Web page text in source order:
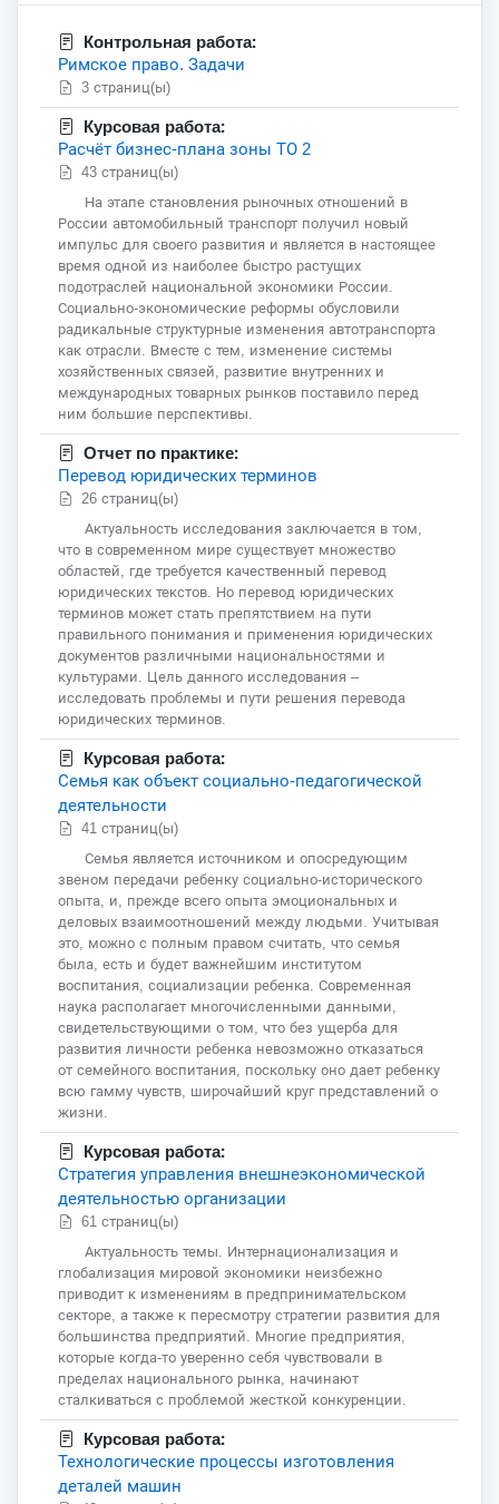
Контрольная работа:
Римское право. Задачи
3 страниц(ы)
Курсовая работа:
Расчёт бизнес-плана зоны ТО 2
43 страниц(ы)
На этапе становления рыночных отношений в
России автомобильный транспорт получил новый
импульс для своего развития и является в настоящее
время одной из наиболее быстро растущих
подотраслей национальной экономики России.
Социально-экономические реформы обусловили
радикальные структурные изменения автотранспорта
как отрасли. Вместе с тем, изменение системы
хозяйственных связей, развитие внутренних и
международных товарных рынков поставило перед
ним большие перспективы.
Отчет по практике:
Перевод юридических терминов
26 страниц(ы)
Актуальность исследования заключается в том,
что в современном мире существует множество
областей, где требуется качественный перевод
юридических текстов. Но перевод юридических
терминов может стать препятствием на пути
правильного понимания и применения юридических
документов различными национальностями и
культурами. Цель данного исследования –
исследовать проблемы и пути решения перевода
юридических терминов.
Курсовая работа:
Семья как объект социально-педагогической
деятельности
41 страниц(ы)
Семья является источником и опосредующим
звеном передачи ребенку социально-исторического
опыта, и, прежде всего опыта эмоциональных и
деловых взаимоотношений между людьми. Учитывая
это, можно с полным правом считать, что семья
была, есть и будет важнейшим институтом
воспитания, социализации ребенка. Современная
наука располагает многочисленными данными,
свидетельствующими о том, что без ущерба для
развития личности ребенка невозможно отказаться
от семейного воспитания, поскольку оно дает ребенку
всю гамму чувств, широчайший круг представлений о
жизни.
Курсовая работа:
Стратегия управления внешнеэкономической
деятельностью организации
61 страниц(ы)
Актуальность темы. Интернационализация и
глобализация мировой экономики неизбежно
приводит к изменениям в предпринимательском
секторе, а также к пересмотру стратегии развития для
большинства предприятий. Многие предприятия,
которые когда-то уверенно себя чувствовали в
пределах национального рынка, начинают
сталкиваться с проблемой жесткой конкуренции.
Курсовая работа:
Технологические процессы изготовления
деталей машин